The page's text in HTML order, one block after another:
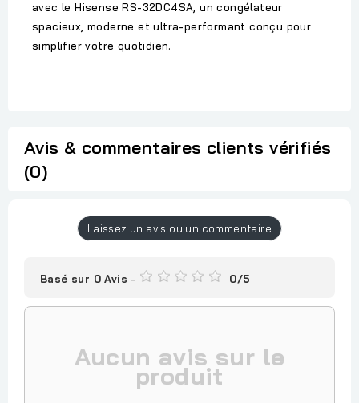
avec leHisense RS-32DC4SA, un congélateur
spacieux, moderne et ultra-performant conçu pour
simplifier votre quotidien.
Avis & commentaires clients vérifiés
(0)
Laissez un avis ou un commentaire
Basé sur 0 Avis - 0/5
Aucun avis sur le
produit